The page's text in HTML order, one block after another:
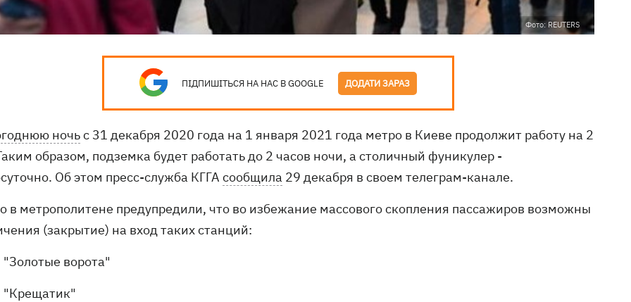
Фото: REUTERS
ПІДПИШІТЬСЯ НА НАС В GOOGLE ДОДАТИ ЗАРАЗ
ночьс 31 декабря 2020 года на 1 января 2021 года метро в Киеве продолжит работу на 2
образом, подземка будет работать до 2 часов ночи, а столичный фуникулер -
Об этом пресс-служба КГГА сообщила 29 декабря в своем телеграм-канале.
в метрополитене предупредили, что во избежание массового скопления пассажиров возможны
(закрытие) на вход таких станций:
"Золотые ворота"
"Крещатик"